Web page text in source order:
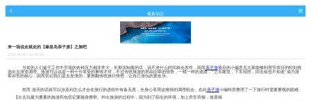
最新动态
来一场说走就走的【秦皇岛亲子游】之旅吧
2018-06-03 00:43:04
当前的人们鉴于工作中呈现的各种压力都非常大，长期克制着的话，说不准什么时间就会发作，因而亲子游项目的小编意见大家能够利用节假日的时刻挑
选出去游览调理。旅游可以说是一种十分享受的事情才对，不过传统旅游的率由旧章的情势，一模一样的道路，“上车睡觉，下车拍照，回去啥也不知道”成为游
客诉苦的核心，因而切记我们是去发泄的，要推翻传统旅行情势，让自己游玩的更欢乐。
然而 游历的话就可以涉及到怎么才会在旅行的进程中有备无患，全身心享用这难得的调理机会。在此亲子游小编特意整理了一下旅行时需要重视的困难。
【出去玩最为重要的旅游药包切记要随身携带。外出旅游的过程中，因为到了陌生的环境，加上舟车劳顿，体质稍